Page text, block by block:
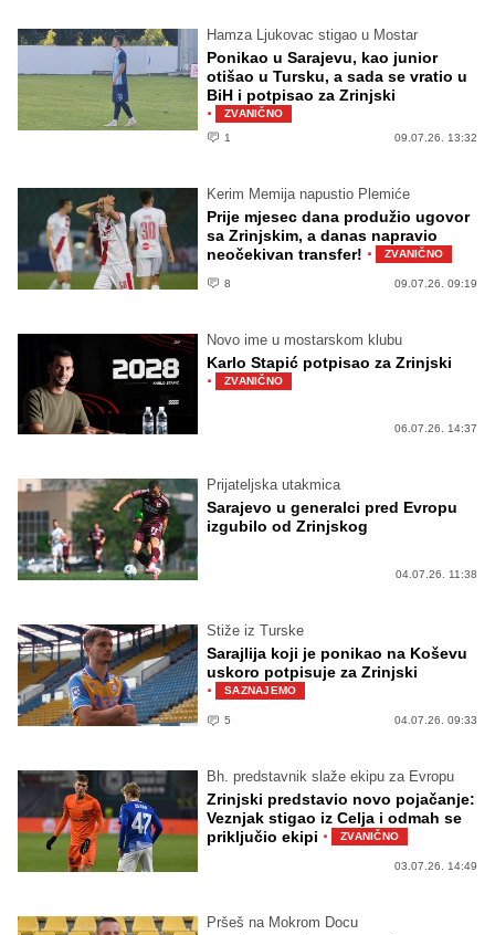
Hamza Ljukovac stigao u Mostar
Ponikao u Sarajevu, kao junior
otišao u Tursku, a sada se vratio u
BiH i potpisao za Zrinjski
·
ZVANIČNO
1
09.07.26. 13:32
Kerim Memija napustio Plemiće
Prije mjesec dana produžio ugovor
sa Zrinjskim, a danas napravio
neočekivan transfer! · ZVANIČNO
8 09.07.26. 09:19
Novo ime u mostarskom klubu
Karlo Stapić potpisao za Zrinjski
· ZVANIČNO
06.07.26. 14:37
Prijateljska utakmica
Sarajevo u generalci pred Evropu
izgubilo od Zrinjskog
04.07.26. 11:38
Stiže iz Turske
Sarajlija koji je ponikao na Koševu
uskoro potpisuje za Zrinjski
· SAZNAJEMO
5 04.07.26. 09:33
Bh. predstavnik slaže ekipu za Evropu
Zrinjski predstavio novo pojačanje:
Veznjak stigao iz Celja i odmah se
priključio ekipi · ZVANIČNO
03.07.26. 14:49
Pršeš na Mokrom Docu